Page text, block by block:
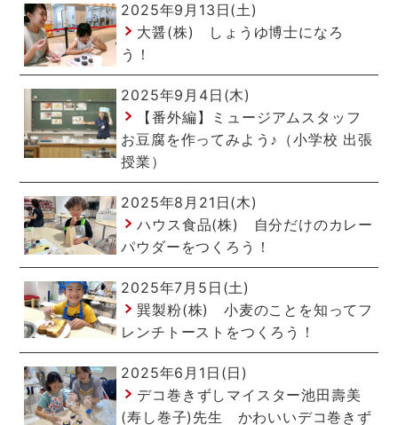
2025年9月13日(土)
大醤(株) しょうゆ博士になろ
う！
2025年9月4日(木)
【番外編】ミュージアムスタッフ
お豆腐を作ってみよう♪（小学校 出張
授業）
2025年8月21日(木)
ハウス食品(株) 自分だけのカレー
パウダーをつくろう！
2025年7月5日(土)
巽製粉(株) 小麦のことを知ってフ
レンチトーストをつくろう！
2025年6月1日(日)
デコ巻きずしマイスター池田壽美
(寿し巻子)先生 かわいいデコ巻きず